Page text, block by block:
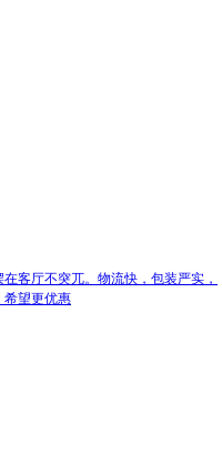
客厅不突兀。物流快，包装严实，
希望更优惠